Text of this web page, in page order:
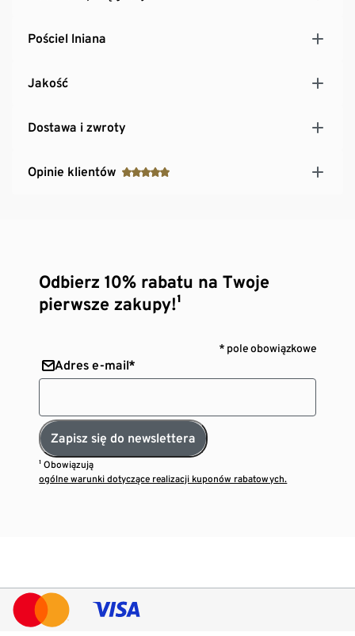
Pościel lniana
Jakość
Dostawa i zwroty
Opinie klientów
Odbierz 10% rabatu na Twoje
pierwsze zakupy!¹
* pole obowiązkowe
Adres e-mail*
Zapisz się do newslettera
¹ Obowiązują
ogólne warunki dotyczące realizacji kuponów rabatowych.